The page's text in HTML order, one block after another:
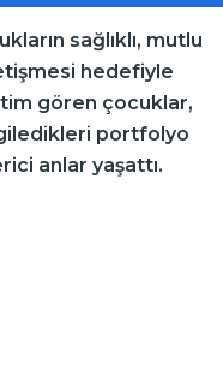
sağlıklı, mutlu
hedefiyle
gören çocuklar,
portfolyo
anlar yaşattı.